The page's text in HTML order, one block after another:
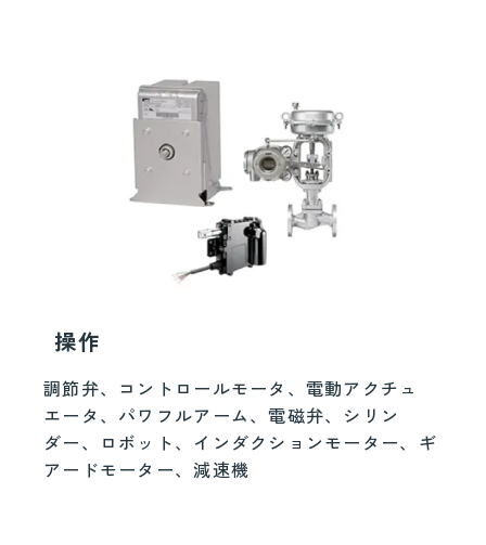
操作
調節弁、コントロールモータ、電動アクチュ
エータ、パワフルアーム、電磁弁、シリン
ダー、ロボット、インダクションモーター、ギ
アードモーター、減速機